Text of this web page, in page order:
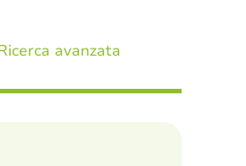
avanzata